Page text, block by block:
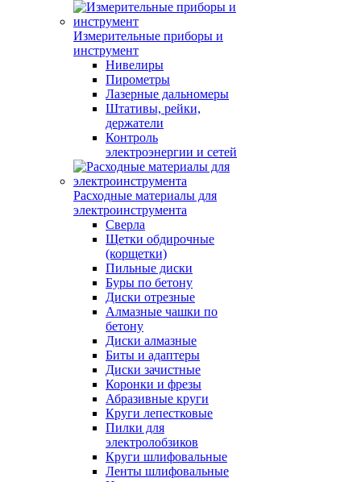
Измерительные приборы и
инструмент
Нивелиры
Пирометры
Лазерные дальномеры
Штативы, рейки,
держатели
Контроль
электроэнергии и сетей
Расходные материалы для
электроинструмента
Сверла
Щетки обдирочные
(корщетки)
Пильные диски
Буры по бетону
Диски отрезные
Алмазные чашки по
бетону
Диски алмазные
Биты и адаптеры
Диски зачистные
Коронки и фрезы
Абразивные круги
Круги лепестковые
Пилки для
электролобзиков
Круги шлифовальные
Ленты шлифовальные